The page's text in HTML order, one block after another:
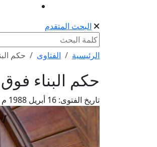
البحث المتقدم
الرئيسية الفتاوى حكم
حكم البناء
تاريخ الفتوى: